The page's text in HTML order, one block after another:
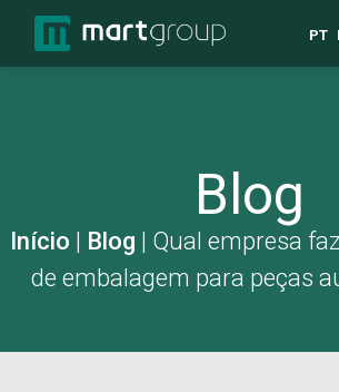
PT
Blog
Início | Blog | Qual empresa
de embalagem para peças